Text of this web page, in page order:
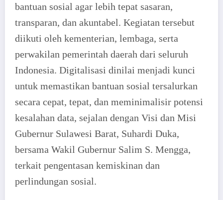
bantuan sosial agar lebih tepat sasaran,
transparan, dan akuntabel. Kegiatan tersebut
diikuti oleh kementerian, lembaga, serta
perwakilan pemerintah daerah dari seluruh
Indonesia. Digitalisasi dinilai menjadi kunci
untuk memastikan bantuan sosial tersalurkan
secara cepat, tepat, dan meminimalisir potensi
kesalahan data, sejalan dengan Visi dan Misi
Gubernur Sulawesi Barat, Suhardi Duka,
bersama Wakil Gubernur Salim S. Mengga,
terkait pengentasan kemiskinan dan
perlindungan sosial.